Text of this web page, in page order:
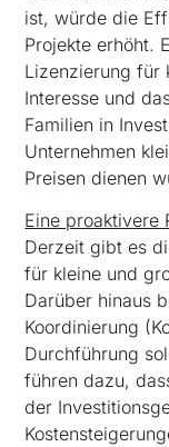
ist, würde die
Projekte erhöht.
Lizenzierung für
Interesse und
Familien in
Unternehmen
Preisen dienen
Eine proaktivere
Derzeit gibt es
für kleine und
Darüber hinaus
Koordinierung
Durchführung
führen dazu,
der